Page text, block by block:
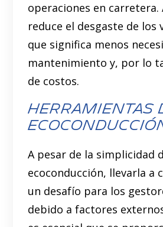
operaciones en carretera.
reduce el desgaste de los
que significa menos
mantenimiento y, por lo
de costos.
Herramientas
A pesar de la simplicidad
ecoconducción, llevarla a
un desafío para los
debido a factores